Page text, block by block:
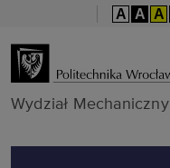
A A A
Wydział Mechaniczny